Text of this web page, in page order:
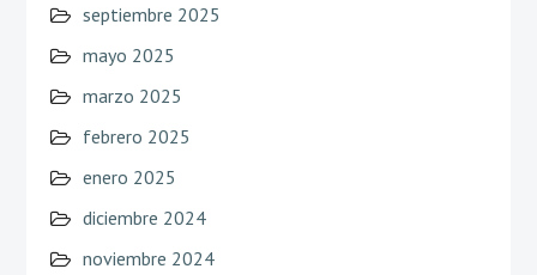
septiembre 2025
mayo 2025
marzo 2025
febrero 2025
enero 2025
diciembre 2024
noviembre 2024